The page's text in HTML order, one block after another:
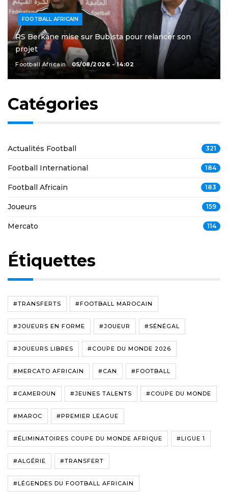
FOOTBALL AFRICAIN
RS Berkane mise sur Bubista pour relancer son
projet
Football Africain 05/08/2026 - 14:02
Catégories
Actualités Football 321
Football International 184
Football Africain 183
Joueurs 159
Mercato 114
Étiquettes
#TRANSFERTS #FOOTBALL MAROCAIN
#JOUEURS EN FORME #JOUEUR #SÉNÉGAL
#JOUEURS LIBRES #COUPE DU MONDE 2026
#MERCATO AFRICAIN #CAN #FOOTBALL
#CAMEROUN #JEUNES TALENTS #COUPE DU MONDE
#MAROC #PREMIER LEAGUE
#ÉLIMINATOIRES COUPE DU MONDE AFRIQUE #LIGUE 1
#ALGÉRIE #TRANSFERT
#LÉGENDES DU FOOTBALL AFRICAIN